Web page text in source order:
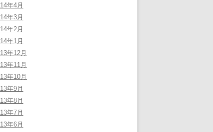
年4月
年3月
年2月
年1月
年12月
年11月
年10月
年9月
年8月
年7月
年6月